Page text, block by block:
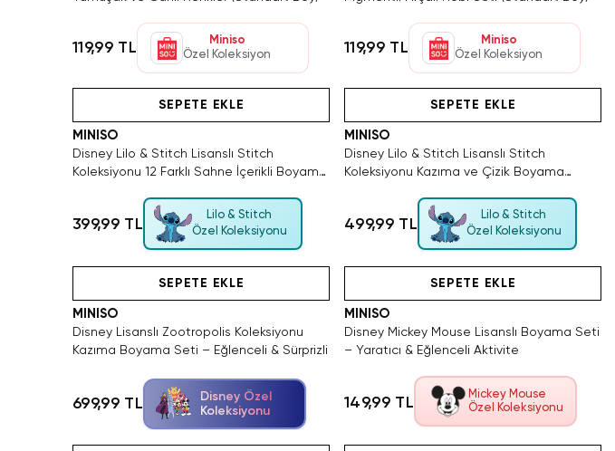
119,99 TL
Miniso
Özel Koleksiyon
119,99 TL
Miniso
Özel Koleksiyon
SEPETE EKLE
MINISO
Disney Lilo & Stitch Lisanslı Stitch
Koleksiyonu 12 Farklı Sahne İçerikli Boyama
399,99 TL
Lilo & Stitch
Özel Koleksiyonu
SEPETE EKLE
MINISO
Disney Lilo & Stitch Lisanslı Stitch
Koleksiyonu Kazıma ve Çizik Boyama
499,99 TL
Lilo & Stitch
Özel Koleksiyonu
SEPETE EKLE
MINISO
Disney Lisanslı Zootropolis Koleksiyonu
Kazıma Boyama Seti – Eğlenceli & Sürprizli
699,99 TL
Disney Özel
Koleksiyonu
SEPETE EKLE
MINISO
Disney Mickey Mouse Lisanslı Boyama Seti
– Yaratıcı & Eğlenceli Aktivite
149,99 TL
Mickey Mouse
Özel Koleksiyonu